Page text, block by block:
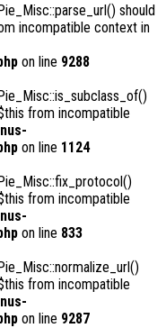
should
incompatible context in
on line 9288
from incompatible
on line 1124
from incompatible
on line 833
from incompatible
on line 9287